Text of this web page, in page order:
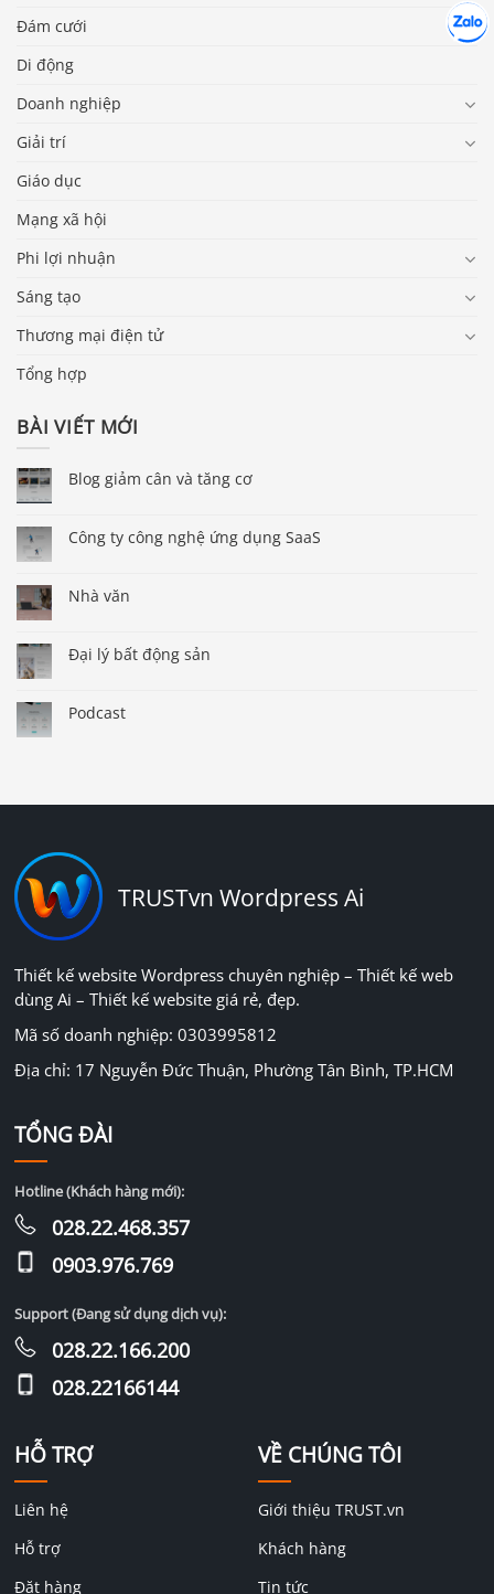
Đám cưới
Di động
Doanh nghiệp
Giải trí
Giáo dục
Mạng xã hội
Phi lợi nhuận
Sáng tạo
Thương mại điện tử
Tổng hợp
BÀI VIẾT MỚI
Blog giảm cân và tăng cơ
Công ty công nghệ ứng dụng SaaS
Nhà văn
Đại lý bất động sản
Podcast
TRUSTvn Wordpress Ai
Thiết kế website Wordpress chuyên nghiệp – Thiết kế web
dùng Ai – Thiết kế website giá rẻ, đẹp.
Mã số doanh nghiệp: 0303995812
Địa chỉ: 17 Nguyễn Đức Thuận, Phường Tân Bình, TP.HCM
HỖ TRỢ
Liên hệ
Hỗ trợ
Đặt hàng
VỀ CHÚNG TÔI
Giới thiệu TRUST.vn
Khách hàng
Tin tức
TỔNG ĐÀI
Hotline (Khách hàng mới):
028.22.468.357
0903.976.769
Support (Đang sử dụng dịch vụ):
028.22.166.200
028.22166144
Chát